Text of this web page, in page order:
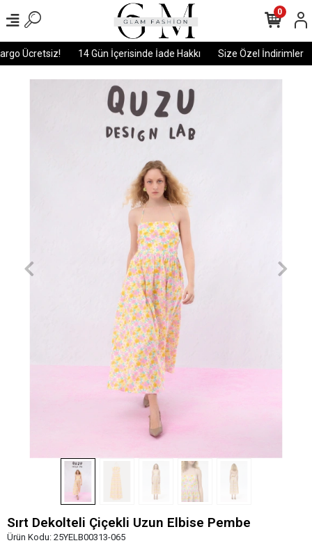
Ücretsiz! 14 Gün İçerisinde İade Hakkı Size Özel İndirimler
0
Sırt Dekolteli Çiçekli Uzun Elbise Pembe
Ürün Kodu: 25YELB00313-065